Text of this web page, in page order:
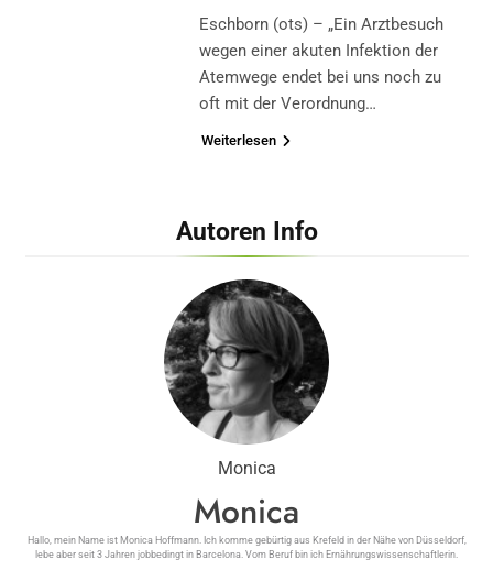
Eschborn (ots) – „Ein Arztbesuch
wegen einer akuten Infektion der
Atemwege endet bei uns noch zu
oft mit der Verordnung…
Weiterlesen
Autoren Info
Monica
Monica
Hallo, mein Name ist Monica Hoffmann. Ich komme gebürtig aus Krefeld in der Nähe von Düsseldorf,
lebe aber seit 3 Jahren jobbedingt in Barcelona. Vom Beruf bin ich Ernährungswissenschaftlerin.